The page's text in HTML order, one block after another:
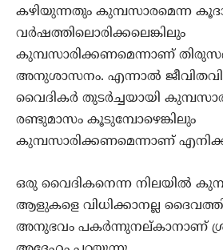
കഴിയുന്നതും കുമ്പസാരമെന്ന
വര്‍ഷത്തിലൊരിക്കലെങ്കിലും
കുമ്പസാരിക്കണമെന്നാണ്
അനുശാസനം. എന്നാല്‍
വൈദികര്‍ തുടര്‍ച്ചയായി
രണ്ടുമാസം കൂടുമ്പോഴെങ്കിലും
കുമ്പസാരിക്കണമെന്നാണ്
ഒരു വൈദികനെന്ന നിലയില്‍
ആളുകളെ വിധിക്കാനല്ല
അനുഭവം പകര്‍ന്നുനല്കാനാണ്